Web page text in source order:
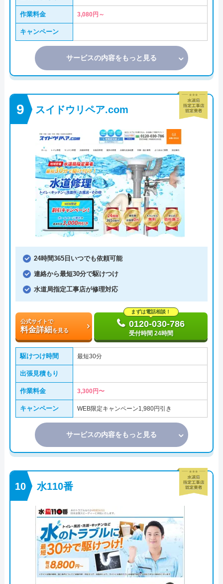
作業料金 3,080円～
キャンペーン
サービスの内容をもっと見る
スイドウリペア.com
24時間365日いつでも依頼可能
連絡から最短30分で駆けつけ
水道局指定工事店が修理対応
公式サイトで
料金詳細を見る
まずは電話相談！
0120-030-786
受付時間 24時間
駆けつけ時間 最短30分
出張見積もり
作業料金 3,300円〜
キャンペーン WEB限定キャンペーン1,980円引き
サービスの内容をもっと見る
水110番